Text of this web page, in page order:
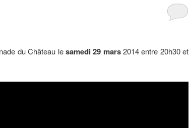
du Château lesamedi 29 mars2014 entre 20h30 et